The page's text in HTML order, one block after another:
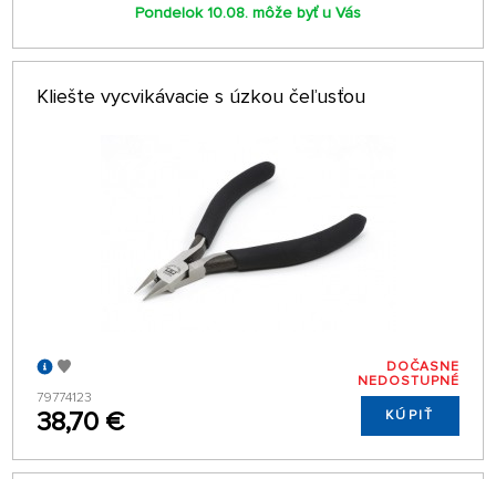
Pondelok 10.08. môže byť u Vás
Kliešte vycvikávacie s úzkou čeľusťou
79774123
38,70 €
DOČASNE
NEDOSTUPNÉ
KÚPIŤ